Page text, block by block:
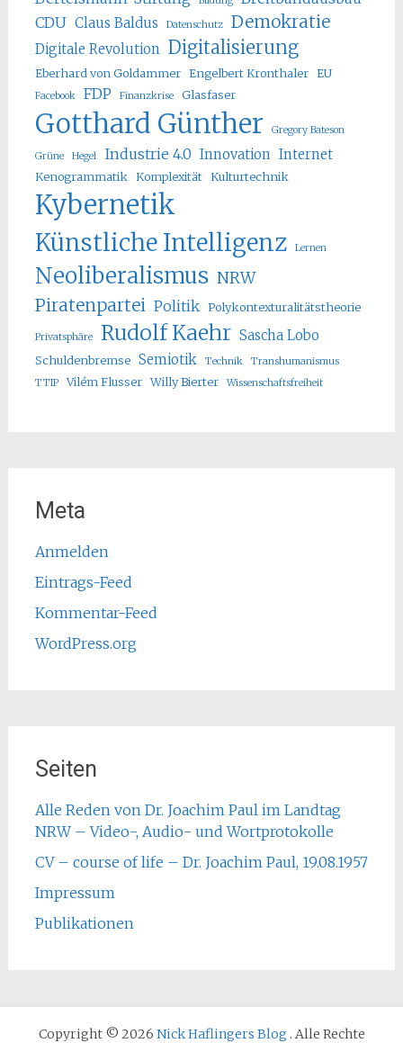
CDU Claus Baldus Datenschutz Demokratie
Digitale Revolution Digitalisierung
Eberhard von Goldammer Engelbert Kronthaler EU
Facebook FDP Finanzkrise Glasfaser
Gotthard Günther Gregory Bateson
Grüne Hegel Industrie 4.0 Innovation Internet
Kenogrammatik Komplexität Kulturtechnik
Kybernetik
Künstliche Intelligenz Lernen
Neoliberalismus NRW
Piratenpartei Politik Polykontexturalitätstheorie
Privatsphäre Rudolf Kaehr Sascha Lobo
Schuldenbremse Semiotik Technik
Transhumanismus
TTIP
Vilém Flusser Willy Bierter Wissenschaftsfreiheit
Meta
Anmelden
Eintrags-Feed
Kommentar-Feed
WordPress.org
Seiten
Alle Reden von Dr. Joachim Paul im Landtag
NRW – Video-, Audio- und Wortprotokolle
CV – course of life – Dr. Joachim Paul, 19.08.1957
Impressum
Publikationen
Copyright © 2026 Nick Haflingers Blog . Alle Rechte